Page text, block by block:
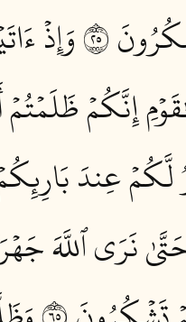
٥٢
وَإِذۡ
إِنَّكُمۡ
لَّكُمۡ عِندَ
نَرَى ٱللَّهَ